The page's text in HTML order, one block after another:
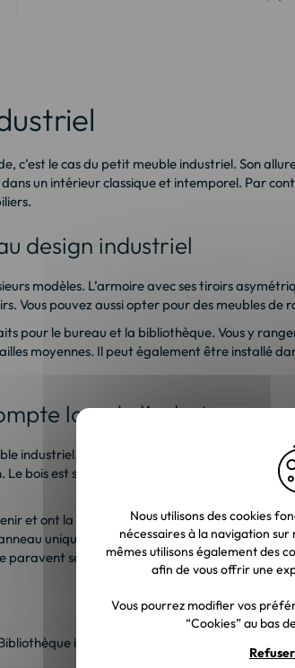
c’est le cas du petit meuble industriel. Son
un intérieur classique et intemporel. Par
design industriel
modèles. L’armoire avec ses tiroirs
Vous pouvez aussi opter pour des meubles
pour le bureau et la bibliothèque. Vous y
moyennes. Il peut également être installé
lors de l’achat
industriel. Quand vous aurez décidé d’en
bois est souvent privilégié dans la
et ont la réputation de bien résister au
unique ou multiple sont également faits
paravent sépare ainsi la salle à manger de la
industrielle
Nous utilisons des cookies
nécessaires à la navigation
mêmes utilisons également des
afin de vous offrir une
Vous pourrez modifier vos
“Cookies” au bas